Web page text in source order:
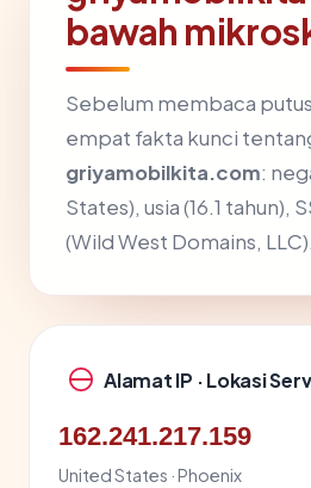
bawah
Sebelum membaca
empat fakta kunci
griyamobilkita.com:
States), usia (16.1 tahun),
(Wild West Domains, LLC).
Alamat IP · Lokasi
162.241.217.159
United States · Phoenix